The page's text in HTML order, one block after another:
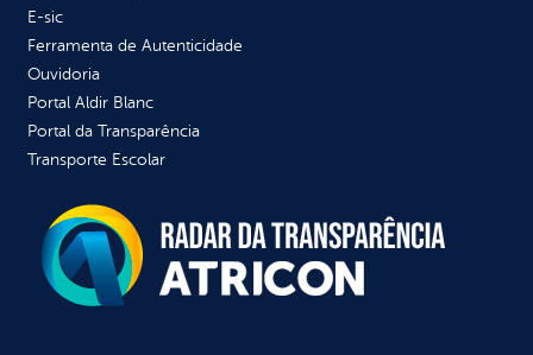
E-sic
Ferramenta de Autenticidade
Ouvidoria
Portal Aldir Blanc
Portal da Transparência
Transporte Escolar